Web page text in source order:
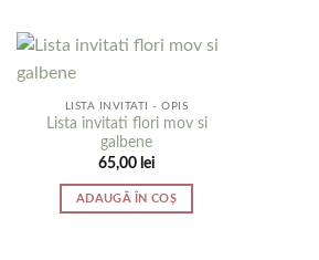
LISTA INVITATI - OPIS
Lista invitati flori mov si
galbene
65,00 lei
ADAUGĂ ÎN COȘ